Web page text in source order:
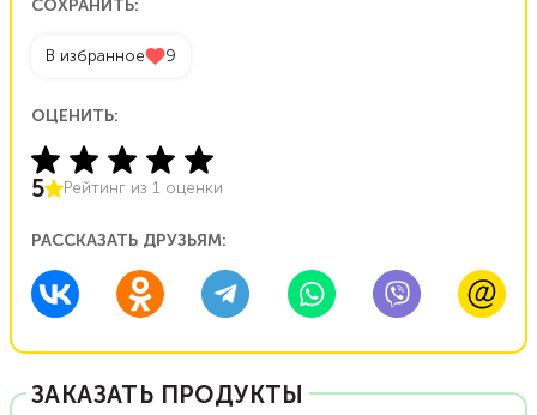
СОХРАНИТЬ:
В избранное 9
ОЦЕНИТЬ:
5 Рейтинг из 1 оценки
РАССКАЗАТЬ ДРУЗЬЯМ:
ЗАКАЗАТЬ ПРОДУКТЫ